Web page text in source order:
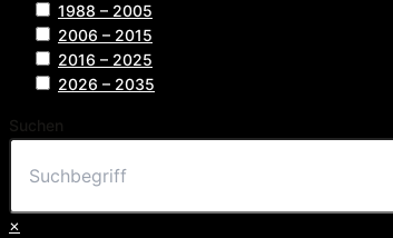
1988 – 2005
2006 – 2015
2016 – 2025
2026 – 2035
Suchen
×